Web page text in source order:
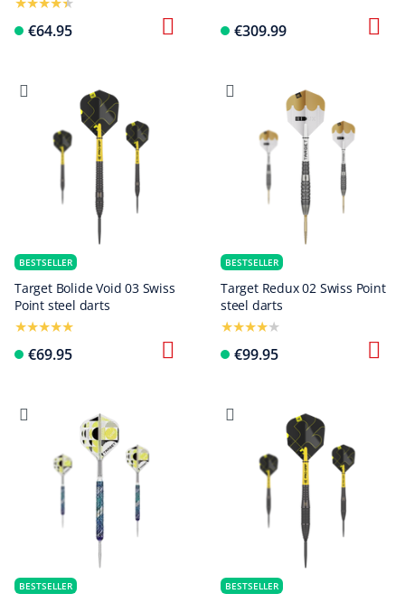
€64.95 €309.99
BESTSELLER
Target Bolide Void 03 Swiss
Point steel darts
€69.95
BESTSELLER
Target Redux 02 Swiss Point
steel darts
€99.95
BESTSELLER BESTSELLER